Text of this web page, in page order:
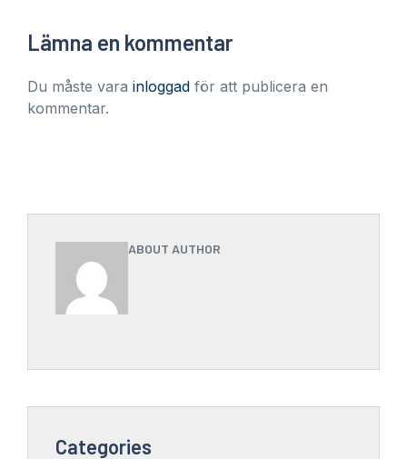
Lämna en kommentar
Du måste vara inloggad för att publicera en
kommentar.
ABOUT AUTHOR
Categories